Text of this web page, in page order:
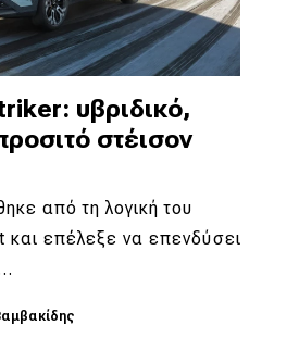
υβριδικό,
στέισον
από τη λογική του
επέλεξε να επενδύσει